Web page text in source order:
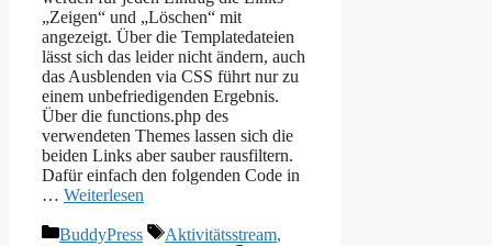
„Zeigen“ und „Löschen“ mit
angezeigt. Über die Templatedateien
lässt sich das leider nicht ändern, auch
das Ausblenden via CSS führt nur zu
einem unbefriedigenden Ergebnis.
Über die functions.php des
verwendeten Themes lassen sich die
beiden Links aber sauber rausfiltern.
Dafür einfach den folgenden Code in
… Weiterlesen
Kategorien
BuddyPress Schlagwörter
Aktivitätsstream,